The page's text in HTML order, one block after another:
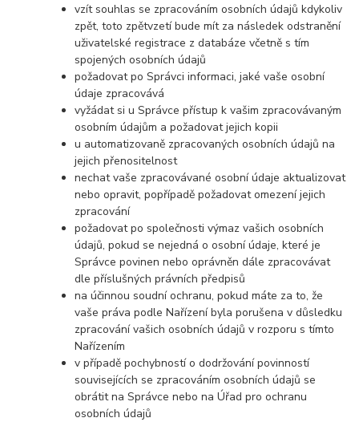
vzít souhlas se zpracováním osobních údajů kdykoliv
zpět, toto zpětvzetí bude mít za následek odstranění
uživatelské registrace z databáze včetně s tím
spojených osobních údajů
požadovat po Správci informaci, jaké vaše osobní
údaje zpracovává
vyžádat si u Správce přístup k vašim zpracovávaným
osobním údajům a požadovat jejich kopii
u automatizovaně zpracovaných osobních údajů na
jejich přenositelnost
nechat vaše zpracovávané osobní údaje aktualizovat
nebo opravit, popřípadě požadovat omezení jejich
zpracování
požadovat po společnosti výmaz vašich osobních
údajů, pokud se nejedná o osobní údaje, které je
Správce povinen nebo oprávněn dále zpracovávat
dle příslušných právních předpisů
na účinnou soudní ochranu, pokud máte za to, že
vaše práva podle Nařízení byla porušena v důsledku
zpracování vašich osobních údajů v rozporu s tímto
Nařízením
v případě pochybností o dodržování povinností
souvisejících se zpracováním osobních údajů se
obrátit na Správce nebo na Úřad pro ochranu
osobních údajů